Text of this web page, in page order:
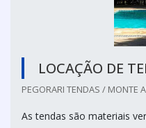
LOCAÇÃO DE
PEGORARI TENDAS / MONTE
As tendas são materiais